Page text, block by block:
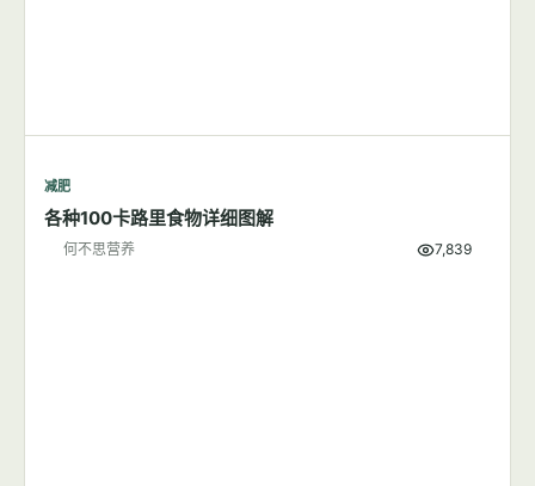
减肥
各种100卡路里食物详细图解
何不思营养 7,839